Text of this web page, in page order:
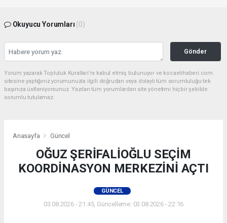
Okuyucu Yorumları (0)
Gönder
Yorum yazarak Topluluk Kuralları’nı kabul etmiş bulunuyor ve kocaelihaberi.com
sitesine yaptığınız yorumunuzla ilgili doğrudan veya dolaylı tüm sorumluluğu tek
başınıza üstleniyorsunuz. Yazılan tüm yorumlardan site yönetimi hiçbir şekilde
sorumlu tutulamaz.
Anasayfa Güncel
OĞUZ ŞERİFALİOĞLU SEÇİM
KOORDİNASYON MERKEZİNİ AÇTI
GÜNCEL
03.08.2026 - 21:45, Güncelleme: 03.08.2026 - 22:16